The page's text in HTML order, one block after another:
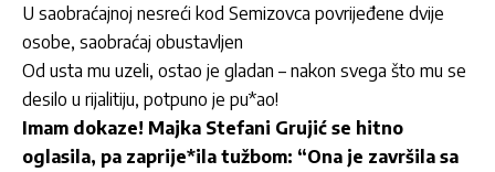
U saobraćajnoj nesreći kod Semizovca povrijeđene dvije
osobe, saobraćaj obustavljen
Od usta mu uzeli, ostao je gladan – nakon svega što mu se
desilo u rijalitiju, potpuno je pu*ao!
Imam dokaze! Majka Stefani Grujić se hitno
oglasila, pa zaprije*ila tužbom: “Ona je završila sa